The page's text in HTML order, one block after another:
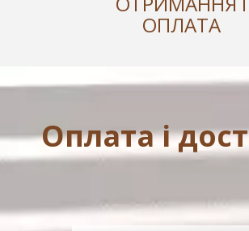
ОПЛАТА
Оплата і